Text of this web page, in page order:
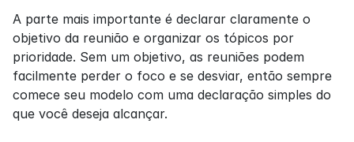
A parte mais importante é declarar claramente o
objetivo da reunião e organizar os tópicos por
prioridade. Sem um objetivo, as reuniões podem
facilmente perder o foco e se desviar, então sempre
comece seu modelo com uma declaração simples do
que você deseja alcançar.